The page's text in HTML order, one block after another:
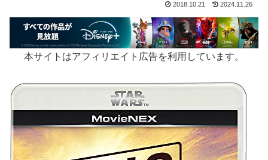
2018.10.21 2024.11.26
本サイトはアフィリエイト広告を利用しています。